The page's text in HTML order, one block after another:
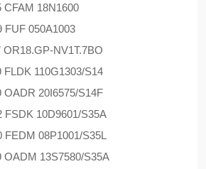
CFAM 18N1600
FUF 050A1003
OR18.GP-NV1T.7BO
FLDK 110G1303/S14
OADR 20I6575/S14F
FSDK 10D9601/S35A
FEDM 08P1001/S35L
OADM 13S7580/S35A